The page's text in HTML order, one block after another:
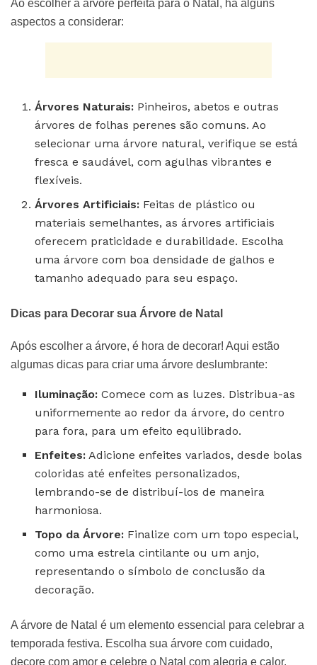
Ao escolher a árvore perfeita para o Natal, há alguns
aspectos a considerar:
Árvores Naturais: Pinheiros, abetos e outras
árvores de folhas perenes são comuns. Ao
selecionar uma árvore natural, verifique se está
fresca e saudável, com agulhas vibrantes e
flexíveis.
Árvores Artificiais: Feitas de plástico ou
materiais semelhantes, as árvores artificiais
oferecem praticidade e durabilidade. Escolha
uma árvore com boa densidade de galhos e
tamanho adequado para seu espaço.
Dicas para Decorar sua Árvore de Natal
Após escolher a árvore, é hora de decorar! Aqui estão
algumas dicas para criar uma árvore deslumbrante:
Iluminação: Comece com as luzes. Distribua-as
uniformemente ao redor da árvore, do centro
para fora, para um efeito equilibrado.
Enfeites: Adicione enfeites variados, desde bolas
coloridas até enfeites personalizados,
lembrando-se de distribuí-los de maneira
harmoniosa.
Topo da Árvore: Finalize com um topo especial,
como uma estrela cintilante ou um anjo,
representando o símbolo de conclusão da
decoração.
A árvore de Natal é um elemento essencial para celebrar a
temporada festiva. Escolha sua árvore com cuidado,
decore com amor e celebre o Natal com alegria e calor.